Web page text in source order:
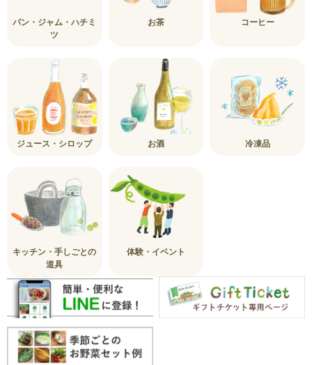
パン・ジャム・ハチミ
ツ
お茶 コーヒー
ジュース・シロップ お酒 冷凍品
キッチン・手しごとの
道具
体験・イベント